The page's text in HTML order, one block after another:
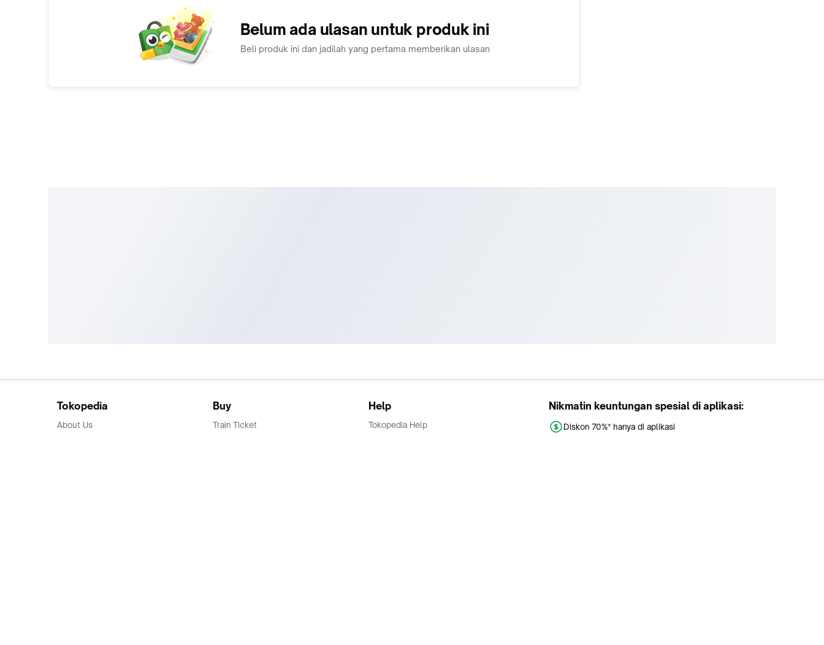
Belum ada ulasan untuk produk ini
Beli produk ini dan jadilah yang pertama memberikan ulasan
Tokopedia
About Us
Buy
Train Ticket
Help
Tokopedia Help
Nikmatin keuntungan spesial di aplikasi:
Diskon 70%* hanya di aplikasi